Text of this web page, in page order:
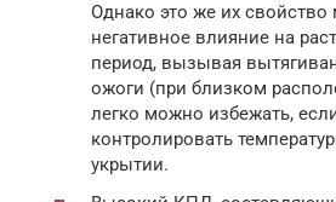
Однако это же их свойство
негативное влияние на
период, вызывая
ожоги (при близком
легко можно избежать,
контролировать
укрытии.